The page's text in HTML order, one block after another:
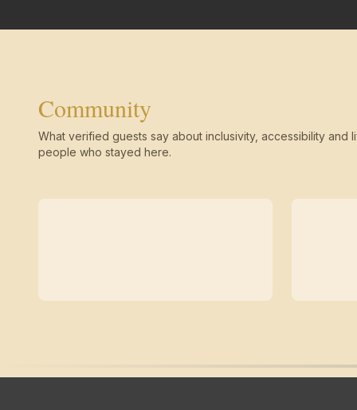
Community
What verified guests say about inclusivity, accessibility and
people who stayed here.